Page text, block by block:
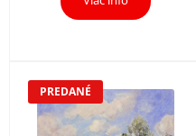
PREDANÉ